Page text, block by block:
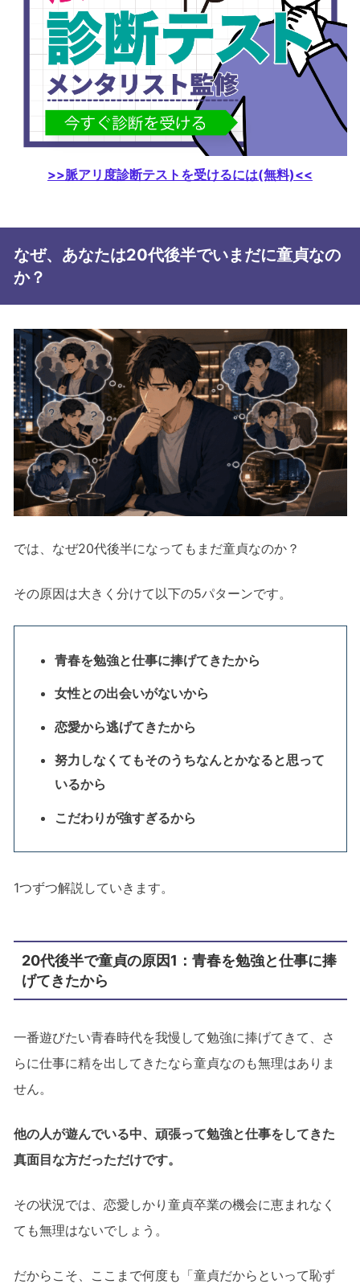
>>脈アリ度診断テストを受けるには(無料)<<
なぜ、あなたは20代後半でいまだに童貞なの
か？
では、なぜ20代後半になってもまだ童貞なのか？
その原因は大きく分けて以下の5パターンです。
青春を勉強と仕事に捧げてきたから
女性との出会いがないから
恋愛から逃げてきたから
努力しなくてもそのうちなんとかなると思って
いるから
こだわりが強すぎるから
1つずつ解説していきます。
20代後半で童貞の原因1：青春を勉強と仕事に捧
げてきたから
一番遊びたい青春時代を我慢して勉強に捧げてきて、さ
らに仕事に精を出してきたなら童貞なのも無理はありま
せん。
他の人が遊んでいる中、頑張って勉強と仕事をしてきた
真面目な方だっただけです。
その状況では、恋愛しかり童貞卒業の機会に恵まれなく
ても無理はないでしょう。
だからこそ、ここまで何度も「童貞だからといって恥ず